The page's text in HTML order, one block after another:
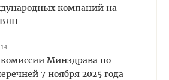
компаний на
Минздрава по
7 ноября 2025 года